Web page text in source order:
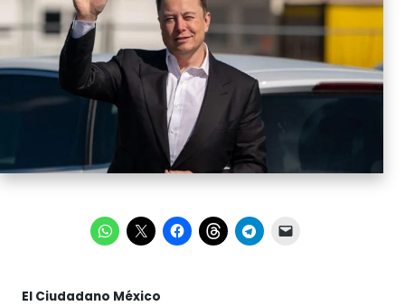
El Ciudadano México